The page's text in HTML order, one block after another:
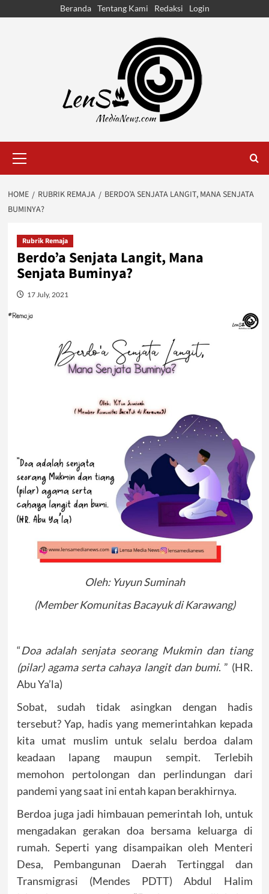
Beranda Tentang Kami Redaksi Login
Menu
HOME RUBRIK REMAJA
BERDO’A SENJATA LANGIT, MANA SENJATA
BUMINYA?
Rubrik Remaja
Berdo’a Senjata Langit, Mana
Senjata Buminya?
17 July, 2021
Oleh: Yuyun Suminah
(Member Komunitas Bacayuk di Karawang)
“Doa adalah senjata seorang Mukmin dan tiang
(pilar) agama serta cahaya langit dan bumi. ” (HR.
Abu Ya’la)
Sobat, sudah tidak asingkan dengan hadis
tersebut? Yap, hadis yang memerintahkan kepada
kita umat muslim untuk selalu berdoa dalam
keadaan lapang maupun sempit. Terlebih
memohon pertolongan dan perlindungan dari
pandemi yang saat ini entah kapan berakhirnya.
Berdoa juga jadi himbauan pemerintah loh, untuk
mengadakan gerakan doa bersama keluarga di
rumah. Seperti yang disampaikan oleh Menteri
Desa, Pembangunan Daerah Tertinggal dan
Transmigrasi (Mendes PDTT) Abdul Halim